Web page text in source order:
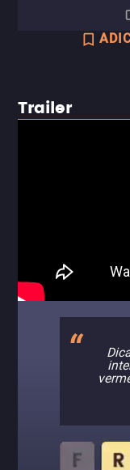
Trailer